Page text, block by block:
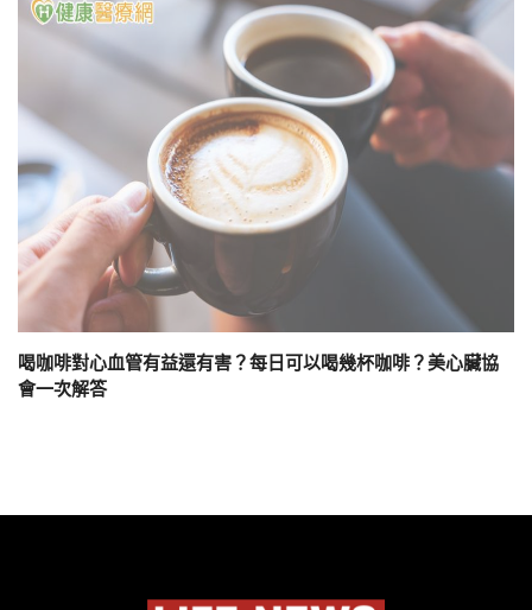
喝咖啡對心血管有益還有害？每日可以喝幾杯咖啡？美心臟協
會一次解答